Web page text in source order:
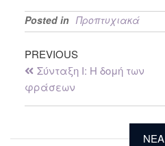
Posted in Προπτυχιακά
PREVIOUS
Σύνταξη Ι: Η δομή των
φράσεων
NEA